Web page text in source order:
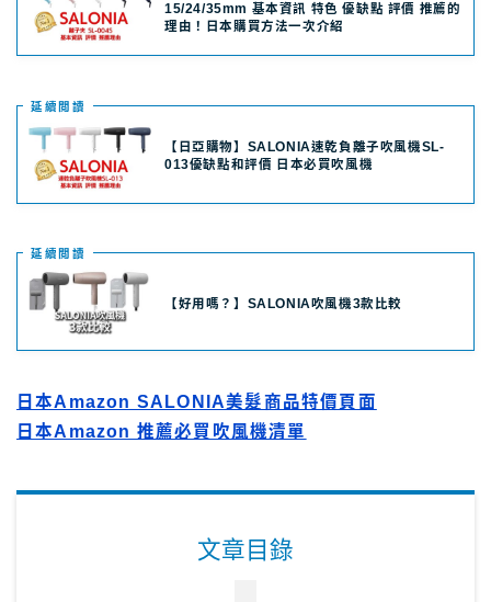
15/24/35mm 基本資訊 特色 優缺點 評價 推薦的
理由！日本購買方法一次介紹
延續閲讀
【日亞購物】SALONIA速乾負離子吹風機SL-
013優缺點和評價 日本必買吹風機
延續閲讀
【好用嗎？】SALONIA吹風機3款比較
日本Amazon SALONIA美髮商品特價頁面
日本Amazon 推薦必買吹風機清單
文章目錄